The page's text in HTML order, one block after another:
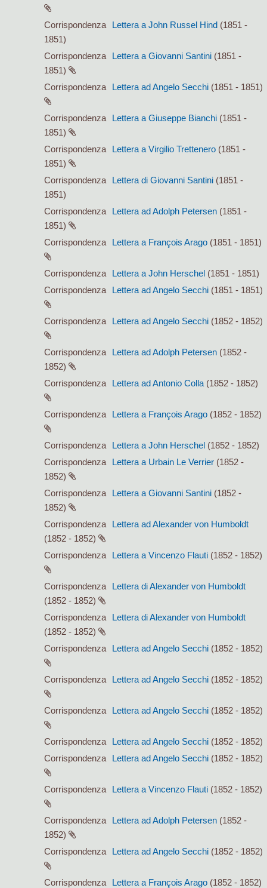
Corrispondenza Lettera a John Russel Hind (1851 -
1851)
Corrispondenza
Lettera a Giovanni Santini (1851 -
1851)
Corrispondenza
Lettera ad Angelo Secchi (1851 - 1851)
Corrispondenza Lettera a Giuseppe Bianchi (1851 -
1851)
Corrispondenza
Lettera a Virgilio Trettenero (1851 -
1851)
Corrispondenza
Lettera di Giovanni Santini (1851 -
1851)
Corrispondenza
Lettera ad Adolph Petersen (1851 -
1851)
Corrispondenza
Lettera a François Arago (1851 - 1851)
Corrispondenza Lettera a John Herschel (1851 - 1851)
Corrispondenza
Lettera ad Angelo Secchi (1851 - 1851)
Corrispondenza Lettera ad Angelo Secchi (1852 - 1852)
Corrispondenza Lettera ad Adolph Petersen (1852 -
1852)
Corrispondenza
Lettera ad Antonio Colla (1852 - 1852)
Corrispondenza Lettera a François Arago (1852 - 1852)
Corrispondenza Lettera a John Herschel (1852 - 1852)
Corrispondenza
Lettera a Urbain Le Verrier (1852 -
1852)
Corrispondenza
Lettera a Giovanni Santini (1852 -
1852)
Corrispondenza
Lettera ad Alexander von Humboldt
(1852 - 1852)
Corrispondenza
Lettera a Vincenzo Flauti (1852 - 1852)
Corrispondenza
Lettera di Alexander von Humboldt
(1852 - 1852)
Corrispondenza
Lettera di Alexander von Humboldt
(1852 - 1852)
Corrispondenza
Lettera ad Angelo Secchi (1852 - 1852)
Corrispondenza Lettera ad Angelo Secchi (1852 - 1852)
Corrispondenza Lettera ad Angelo Secchi (1852 - 1852)
Corrispondenza Lettera ad Angelo Secchi (1852 - 1852)
Corrispondenza
Lettera ad Angelo Secchi (1852 - 1852)
Corrispondenza Lettera a Vincenzo Flauti (1852 - 1852)
Corrispondenza Lettera ad Adolph Petersen (1852 -
1852)
Corrispondenza
Lettera ad Angelo Secchi (1852 - 1852)
Corrispondenza Lettera a François Arago (1852 - 1852)